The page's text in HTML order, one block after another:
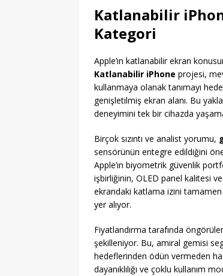
Katlanabilir
Kategori
Apple’ın katlanabilir ekran
Katlanabilir iPhone projesi,
kullanmaya olanak tanımayı
genişletilmiş ekran alanı. Bu
deneyimini tek bir cihazda
Birçok sızıntı ve analist yorumu,
sensörünün entegre edildiğini
Apple’ın biyometrik güvenlik
işbirliğinin, OLED panel kalitesi
ekrandaki katlama izini
yer alıyor.
Fiyatlandırma tarafında
şekilleniyor. Bu, amiral gemisi
hedeflerinden ödün vermeden
dayanıklılığı ve çoklu kullanım